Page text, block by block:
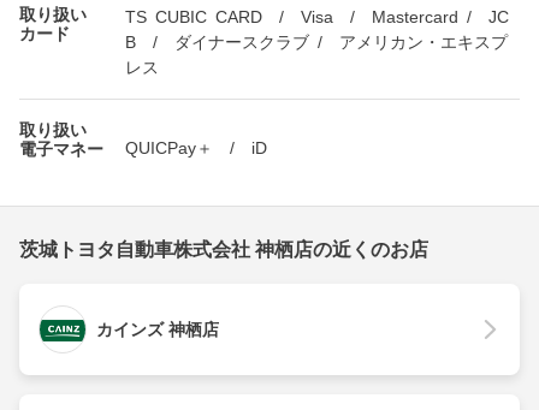
取り扱い
カード
TS CUBIC CARD / Visa / Mastercard / JC
B / ダイナースクラブ / アメリカン・エキスプ
レス
取り扱い
電子マネー
QUICPay＋ / iD
茨城トヨタ自動車株式会社 神栖店の近くのお店
カインズ 神栖店